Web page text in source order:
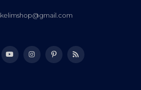
kelimshop@gmail.com